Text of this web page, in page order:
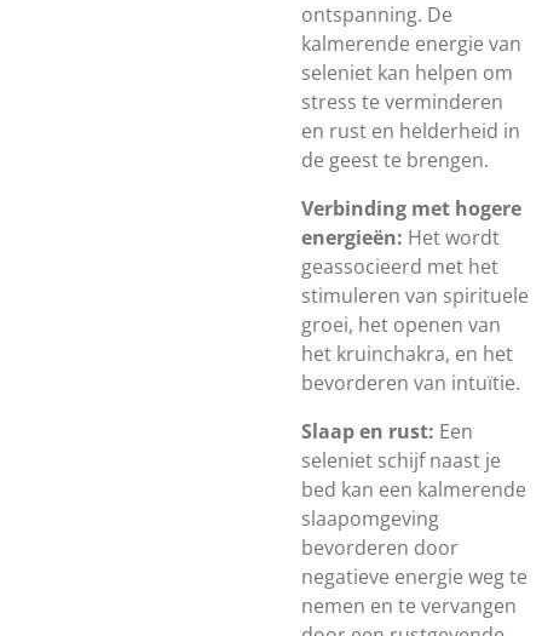
ontspanning. De
kalmerende energie van
seleniet kan helpen om
stress te verminderen
en rust en helderheid in
de geest te brengen.
Verbinding met hogere
energieën: Het wordt
geassocieerd met het
stimuleren van spirituele
groei, het openen van
het kruinchakra, en het
bevorderen van intuïtie.
Slaap en rust: Een
seleniet schijf naast je
bed kan een kalmerende
slaapomgeving
bevorderen door
negatieve energie weg te
nemen en te vervangen